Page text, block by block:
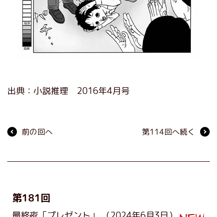
出典：小説推理 2016年4月号
前の回へ 第114回へ続く
第181回